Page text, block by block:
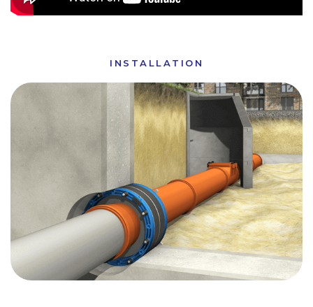
INSTALLATION